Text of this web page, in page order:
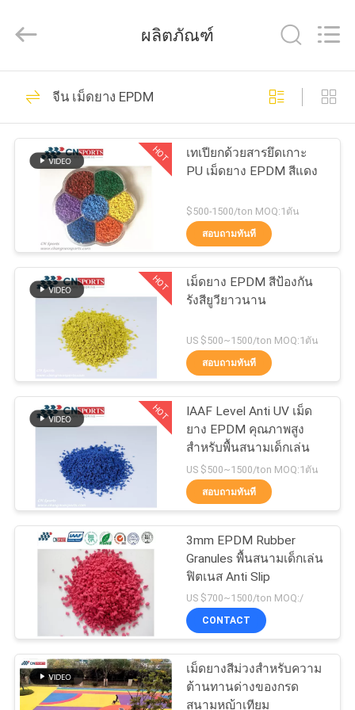
บ้าน
สินค้า
กับ
เรา
โรงงาน
คุณภาพ
ติดต่อ
ขอ
ใบ
Materials
All
Reserved.
ลู่วิ่งยาง
59
ลู่วิ่ง PU
74
ลู่วิ่งสังเคราะห์
พื้นพีวีซีสปอร์ต
ผลิตภัณฑ์
จีน เม็ดยาง EPDM
HOT
เทเปียกด้วยสารยึดเกาะ
PU เม็ดยาง EPDM สีแดง
$500-1500/ton MOQ:1ตัน
สอบถามทันที
HOT
เม็ดยาง EPDM สีป้องกัน
รังสียูวียาวนาน
US $500~1500/ton MOQ:1ตัน
สอบถามทันที
HOT
IAAF Level Anti UV เม็ด
ยาง EPDM คุณภาพสูง
สำหรับพื้นสนามเด็กเล่น
US $500~1500/ton MOQ:1ตัน
สอบถามทันที
3mm EPDM Rubber
Granules พื้นสนามเด็กเล่น
ฟิตเนส Anti Slip
US $700~1500/ton MOQ:/
CONTACT
เม็ดยางสีม่วงสำหรับความ
ต้านทานด่างของกรด
สนามหญ้าเทียม